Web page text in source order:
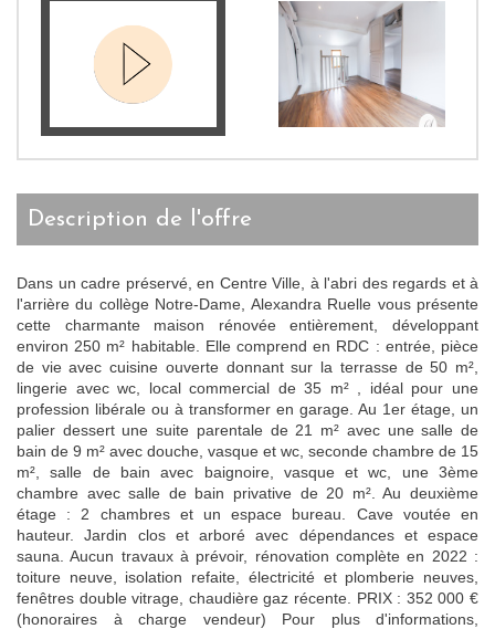
description de l'offre
Dans un cadre préservé, en Centre Ville, à l'abri des regards et à
l'arrière du collège Notre-Dame, Alexandra Ruelle vous présente
cette charmante maison rénovée entièrement, développant
environ 250 m² habitable. Elle comprend en RDC : entrée, pièce
de vie avec cuisine ouverte donnant sur la terrasse de 50 m²,
lingerie avec wc, local commercial de 35 m² , idéal pour une
profession libérale ou à transformer en garage. Au 1er étage, un
palier dessert une suite parentale de 21 m² avec une salle de
bain de 9 m² avec douche, vasque et wc, seconde chambre de 15
m², salle de bain avec baignoire, vasque et wc, une 3ème
chambre avec salle de bain privative de 20 m². Au deuxième
étage : 2 chambres et un espace bureau. Cave voutée en
hauteur. Jardin clos et arboré avec dépendances et espace
sauna. Aucun travaux à prévoir, rénovation complète en 2022 :
toiture neuve, isolation refaite, électricité et plomberie neuves,
fenêtres double vitrage, chaudière gaz récente. PRIX : 352 000 €
(honoraires à charge vendeur) Pour plus d'informations,